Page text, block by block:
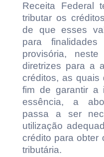
Receita Federal
tributar os
de que esses
para
provisória, neste
diretrizes para a
créditos, as quais
fim de garantir a
essência, a
passa a ser
utilização
crédito para obter
tributária.